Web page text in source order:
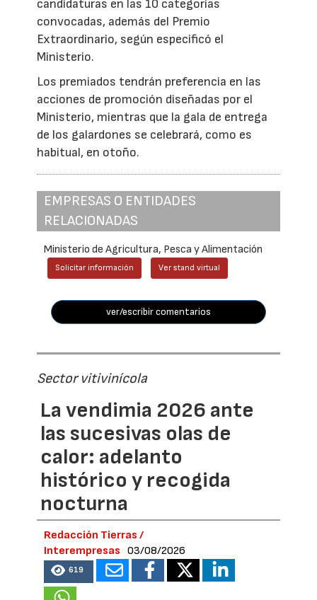
candidaturas en las 10 categorías
convocadas, además del Premio
Extraordinario, según especificó el
Ministerio.
Los premiados tendrán preferencia en las
acciones de promoción diseñadas por el
Ministerio, mientras que la gala de entrega
de los galardones se celebrará, como es
habitual, en otoño.
EMPRESAS O ENTIDADES
RELACIONADAS
Ministerio de Agricultura, Pesca y Alimentación
Solicitar información Ver stand virtual
ver/escribir comentarios
Sector vitivinícola
La vendimia 2026 ante
las sucesivas olas de
calor: adelanto
histórico y recogida
nocturna
Redacción Tierras /
Interempresas
03/08/2026
619